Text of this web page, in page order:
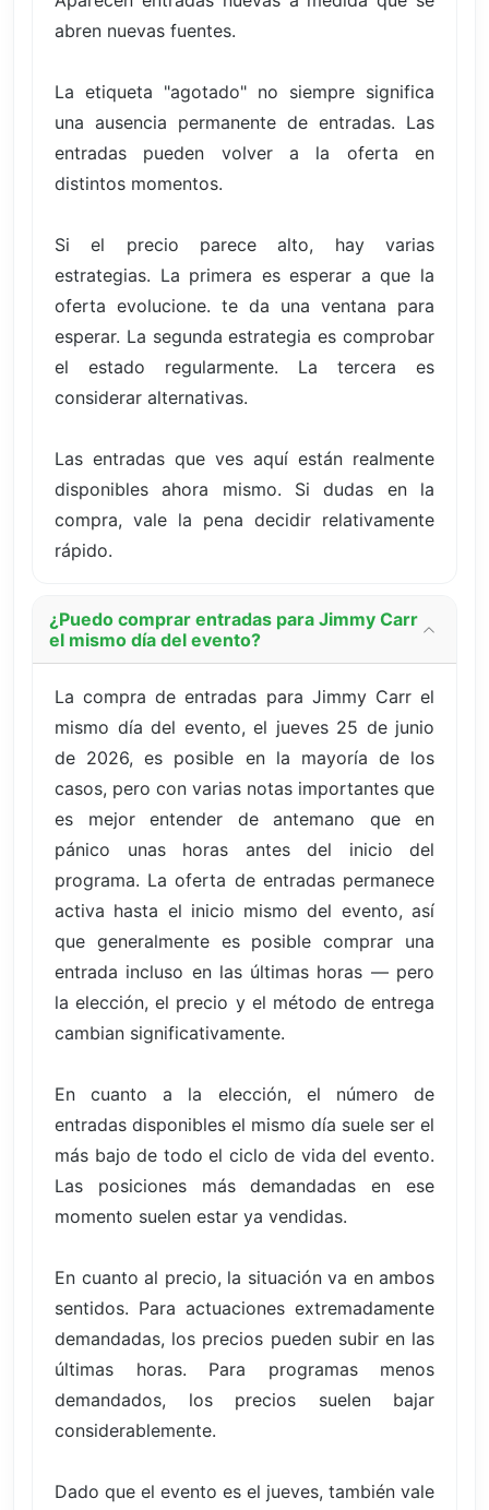
abren nuevas fuentes.
La etiqueta "agotado" no siempre significa
una ausencia permanente de entradas. Las
entradas pueden volver a la oferta en
distintos momentos.
Si el precio parece alto, hay varias
estrategias. La primera es esperar a que la
oferta evolucione. te da una ventana para
esperar. La segunda estrategia es comprobar
el estado regularmente. La tercera es
considerar alternativas.
Las entradas que ves aquí están realmente
disponibles ahora mismo. Si dudas en la
compra, vale la pena decidir relativamente
rápido.
¿Puedo comprar entradas para Jimmy Carr
el mismo día del evento?
La compra de entradas para Jimmy Carr el
mismo día del evento, el jueves 25 de junio
de 2026, es posible en la mayoría de los
casos, pero con varias notas importantes que
es mejor entender de antemano que en
pánico unas horas antes del inicio del
programa. La oferta de entradas permanece
activa hasta el inicio mismo del evento, así
que generalmente es posible comprar una
entrada incluso en las últimas horas — pero
la elección, el precio y el método de entrega
cambian significativamente.
En cuanto a la elección, el número de
entradas disponibles el mismo día suele ser el
más bajo de todo el ciclo de vida del evento.
Las posiciones más demandadas en ese
momento suelen estar ya vendidas.
En cuanto al precio, la situación va en ambos
sentidos. Para actuaciones extremadamente
demandadas, los precios pueden subir en las
últimas horas. Para programas menos
demandados, los precios suelen bajar
considerablemente.
Dado que el evento es el jueves, también vale